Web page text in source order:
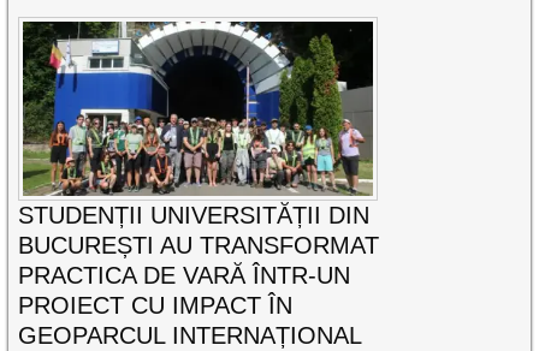
STUDENȚII UNIVERSITĂȚII DIN
BUCUREȘTI AU TRANSFORMAT
PRACTICA DE VARĂ ÎNTR-UN
PROIECT CU IMPACT ÎN
GEOPARCUL INTERNAȚIONAL